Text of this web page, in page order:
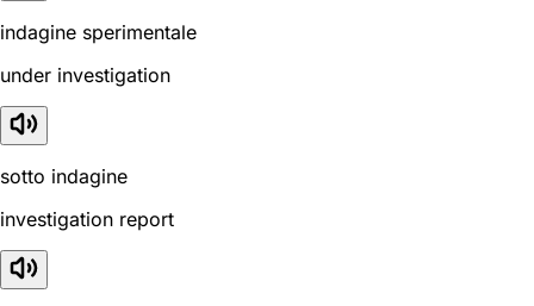
indagine sperimentale
under investigation
sotto indagine
investigation report